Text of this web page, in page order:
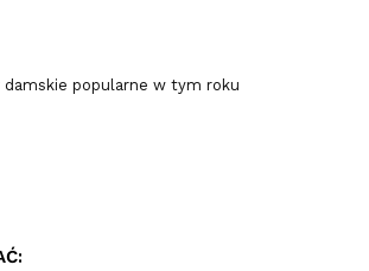
damskie popularne w tym roku